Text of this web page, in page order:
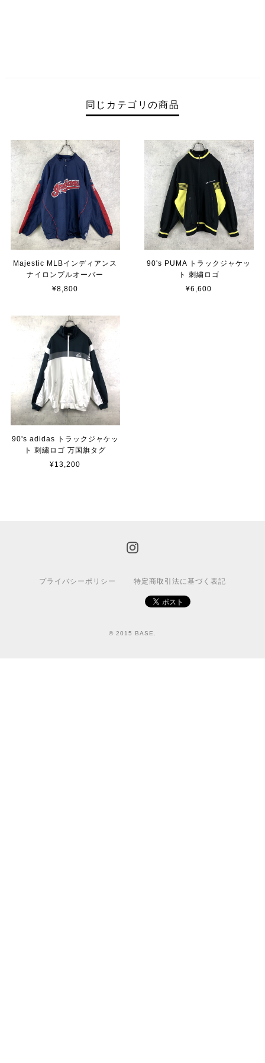
同じカテゴリの商品
Majestic MLBインディアンス
ナイロンプルオーバー
¥8,800
90's PUMA トラックジャケッ
ト 刺繍ロゴ
¥6,600
90's adidas トラックジャケッ
ト 刺繍ロゴ 万国旗タグ
¥13,200
プライバシーポリシー 特定商取引法に基づく表記
© 2015 BASE.